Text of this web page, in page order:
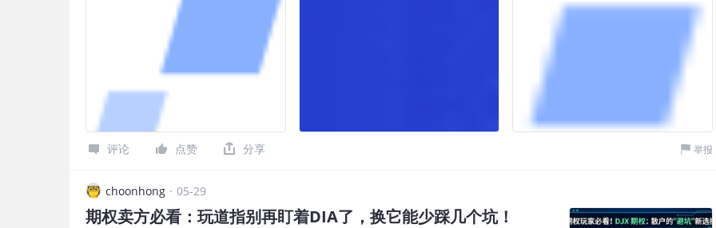
纳生信移动宝”使高性能算力能够“随科研与临床需求而动”。 作为国内首创的可移动式生信分析平台，因美纳生
信移动宝助力客户加速完成从测序数据到科学洞察的转化。因美纳生信移动宝以DRAGEN™超高速组学分析平台
为核心，融合国际水平的标准化多组学和智能化生信分析软件，将原本依赖固定机房的高精度组学分析能力灵活
部署至科研与临床研究现场。该方案不仅能够支撑全基因组、肿瘤、药物基因组学及多组学等复杂应用场景，更
可在高效数据本地化处理的基础上，兼顾安全合规与分析效率。 “因美纳始终秉持以客户为中心的理念，服务本
土客户。” 因美纳全球高级副总裁兼大中华区总经理郑磊表示，“因美纳希望通过更贴近一线需求的生信分析及前
沿多组学解决方案，以及持续拓展的本土生态合作，支持多组学数据更高效地转化为服务科研与临床研究的洞
察。我们也期待与更多中国产学研伙伴携手，持续推动精准医疗相关研究与应用的发展。” 该解决方案由因美纳
倾力打造，并在研发过程中得到西安交通大学叶凯教授团队的专业建议，将高性能计算、成熟标准化分析流程与
生信专家支持深度融合： 全球大型队列项目广泛采用的核心引擎：因美纳生信移动宝的核心计算引擎
DRAGEN，被全球众多国家级基因组学项目所广泛采用，其中包括英国生物银行（UK Biobank），新加坡十万
评论 点赞 分享 举报
choonhong · 05-29
期权卖方必看：玩道指别再盯着DIA了，换它能少踩几个坑！